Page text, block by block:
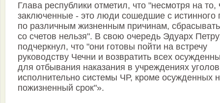
Глава республики отметил, что "несмотря на то,
заключенные - это люди сошедшие с истинного
по различным жизненным причинам,
со счетов нельзя". В свою очередь Эдуарх
подчеркнул, что "они готовы пойти на встречу
руководству Чечни и возвратить всех
для отбывания наказания в учреждениях
исполнительно системы ЧР, кроме осужденных
пожизненный срок"».